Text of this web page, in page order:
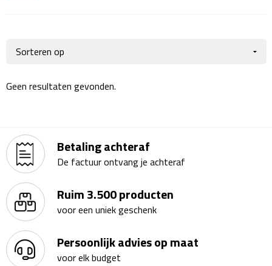
Tablettassen
Reistassen & Trolleys
Reistassen
Trolleys
Reistas trolleys
Geen resultaten gevonden.
Betaling achteraf
De factuur ontvang je achteraf
Ruim 3.500 producten
voor een uniek geschenk
Persoonlijk advies op maat
voor elk budget